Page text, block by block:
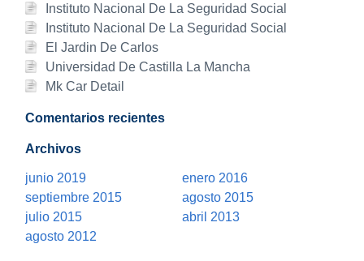
Instituto Nacional De La Seguridad Social
Instituto Nacional De La Seguridad Social
El Jardin De Carlos
Universidad De Castilla La Mancha
Mk Car Detail
Comentarios recientes
Archivos
junio 2019
enero 2016
septiembre 2015
agosto 2015
julio 2015
abril 2013
agosto 2012